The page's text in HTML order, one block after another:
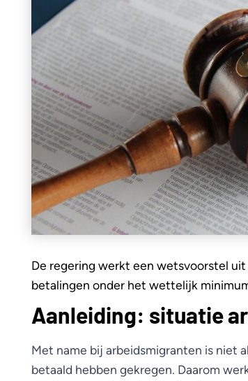
De regering werkt een wetsvoorstel
betalingen onder het wettelijk
Aanleiding: situatie
Met name bij arbeidsmigranten is niet
betaald hebben gekregen. Daarom